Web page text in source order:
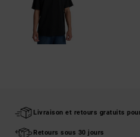
Livraison et retours gratuits
Retours sous 30 jours